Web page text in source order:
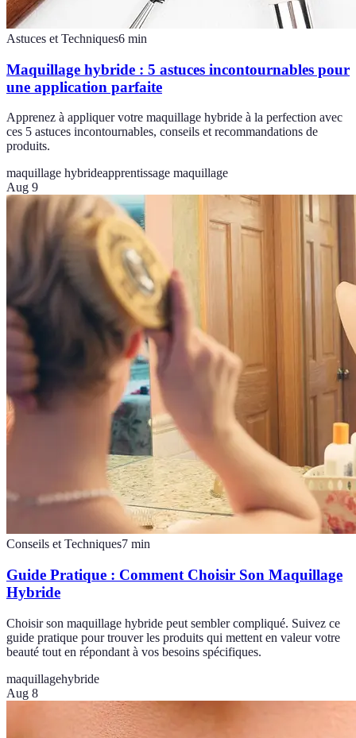
Astuces et Techniques6 min
Maquillage hybride : 5 astuces incontournables pour
une application parfaite
Apprenez à appliquer votre maquillage hybride à la perfection avec
ces 5 astuces incontournables, conseils et recommandations de
produits.
maquillage hybrideapprentissage maquillage
Aug 9
Conseils et Techniques7 min
Guide Pratique : Comment Choisir Son Maquillage
Hybride
Choisir son maquillage hybride peut sembler compliqué. Suivez ce
guide pratique pour trouver les produits qui mettent en valeur votre
beauté tout en répondant à vos besoins spécifiques.
maquillagehybride
Aug 8